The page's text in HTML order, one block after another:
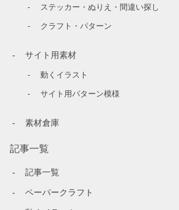
ステッカー・ぬりえ・間違い探し
クラフト・パターン
サイト用素材
動くイラスト
サイト用パターン模様
素材倉庫
記事一覧
記事一覧
ペーパークラフト